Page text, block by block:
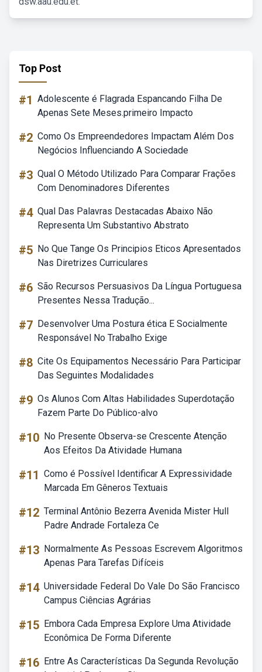
Top Post
#1 Adolescente é Flagrada Espancando Filha De
Apenas Sete Meses.primeiro Impacto
#2 Como Os Empreendedores Impactam Além Dos
Negócios Influenciando A Sociedade
#3 Qual O Método Utilizado Para Comparar Frações
Com Denominadores Diferentes
#4 Qual Das Palavras Destacadas Abaixo Não
Representa Um Substantivo Abstrato
#5 No Que Tange Os Principios Eticos Apresentados
Nas Diretrizes Curriculares
#6 São Recursos Persuasivos Da Língua Portuguesa
Presentes Nessa Tradução...
#7 Desenvolver Uma Postura ética E Socialmente
Responsável No Trabalho Exige
#8 Cite Os Equipamentos Necessário Para Participar
Das Seguintes Modalidades
#9 Os Alunos Com Altas Habilidades Superdotação
Fazem Parte Do Público-alvo
#10 No Presente Observa-se Crescente Atenção
Aos Efeitos Da Atividade Humana
#11 Como é Possível Identificar A Expressividade
Marcada Em Gêneros Textuais
#12 Terminal Antônio Bezerra Avenida Mister Hull
Padre Andrade Fortaleza Ce
#13 Normalmente As Pessoas Escrevem Algoritmos
Apenas Para Tarefas Difíceis
#14 Universidade Federal Do Vale Do São Francisco
Campus Ciências Agrárias
#15 Embora Cada Empresa Explore Uma Atividade
Econômica De Forma Diferente
#16 Entre As Características Da Segunda Revolução